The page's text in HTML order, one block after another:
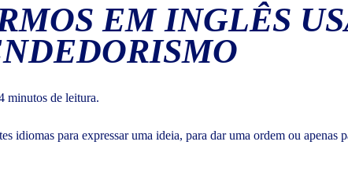
EM INGLÊS
minutos de leitura.
idiomas para expressar uma ideia, para dar uma ordem ou apenas